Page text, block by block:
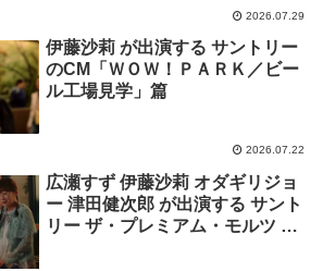
2026.07.29
伊藤沙莉 が出演する サントリー
のCM「ＷＯＷ！ＰＡＲＫ／ビー
ル工場見学」篇
2026.07.22
広瀬すず 伊藤沙莉 オダギリジョ
ー 津田健次郎 が出演する サント
リー ザ・プレミアム・モルツ の